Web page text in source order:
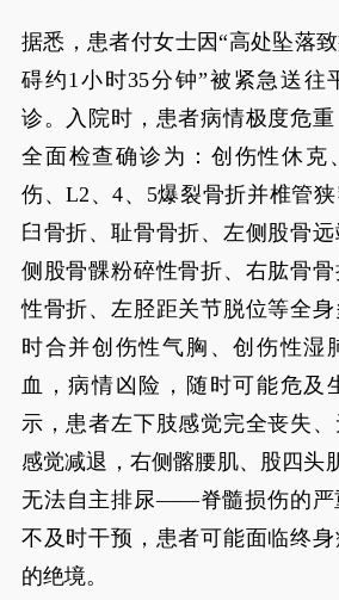
据悉，患者付女士因“高处坠落
碍约1小时35分钟”被紧急送往
诊。入院时，患者病情极度危
全面检查确诊为：创伤性休克
伤、L2、4、5爆裂骨折并椎管
臼骨折、耻骨骨折、左侧股骨
侧股骨髁粉碎性骨折、右肱骨
性骨折、左胫距关节脱位等全
时合并创伤性气胸、创伤性湿
血，病情凶险，随时可能危及
示，患者左下肢感觉完全丧失
感觉减退，右侧髂腰肌、股四头
无法自主排尿——脊髓损伤的严
不及时干预，患者可能面临终
的绝境。